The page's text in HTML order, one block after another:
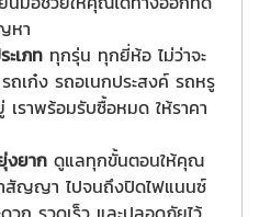
หา
เภท ทุกรุ่น ทุกยี่ห้อ ไม่ว่าจะ
ถเก๋ง รถอเนกประสงค์ รถหรู
ราพร้อมรับซื้อหมด ให้ราคา
งยาก ดูแลทุกขั้นตอนให้คุณ
ำสัญญา ไปจนถึงปิดไฟแนนซ์